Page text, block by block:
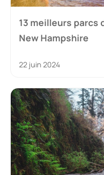
13 meilleurs parcs
New Hampshire
22 juin 2024